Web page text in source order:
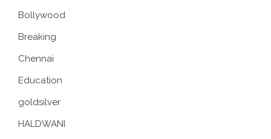
Bollywood
Breaking
Chennai
Education
goldsilver
HALDWANI